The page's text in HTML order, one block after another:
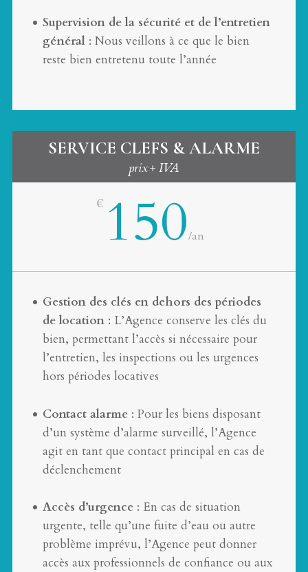
Supervision de la sécurité et de l’entretien
général: Nous veillons à ce que le bien
reste bien entretenu toute l’année
SERVICE CLEFS & ALARME
prix+ IVA
€ 150/an
Gestion des clés en dehors des périodes
de location: L’Agence conserve les clés du
bien, permettant l’accès si nécessaire pour
l’entretien, les inspections ou les urgences
hors périodes locatives
Contact alarme: Pour les biens disposant
d’un système d’alarme surveillé, l’Agence
agit en tant que contact principal en cas de
déclenchement
Accès d’urgence: En cas de situation
urgente, telle qu’une fuite d’eau ou autre
problème imprévu, l’Agence peut donner
accès aux professionnels de confiance ou aux